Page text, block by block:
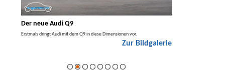
Der neue Audi Q9
Erstmals dringt Audi mit dem Q9 in diese Dimensionen vor.
Zur Bildgalerie